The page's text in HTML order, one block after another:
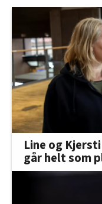
Line og
går helt som